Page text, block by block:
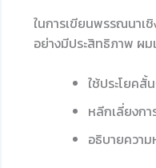
ในการเขียนพรรณนาเ
อย่างมีประสิทธิภาพ ผ
ใช้ประโยคสั้
หลีกเลี่ยงก
อธิบายควา